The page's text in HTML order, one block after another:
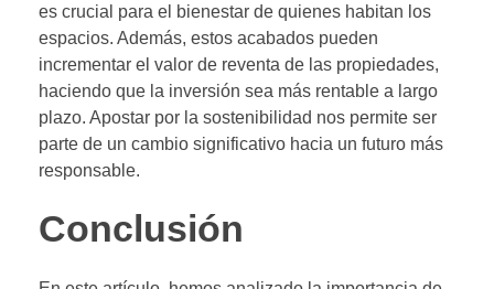
es crucial para el bienestar de quienes habitan los
espacios. Además, estos acabados pueden
incrementar el valor de reventa de las propiedades,
haciendo que la inversión sea más rentable a largo
plazo. Apostar por la sostenibilidad nos permite ser
parte de un cambio significativo hacia un futuro más
responsable.
Conclusión